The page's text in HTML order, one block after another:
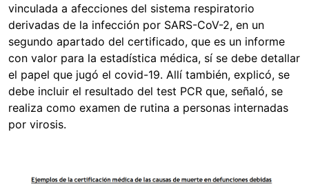
vinculada a afecciones del sistema respiratorio
derivadas de la infección por SARS-CoV-2, en un
segundo apartado del certificado, que es un informe
con valor para la estadística médica, sí se debe detallar
el papel que jugó el covid-19. Allí también, explicó, se
debe incluir el resultado del test PCR que, señaló, se
realiza como examen de rutina a personas internadas
por virosis.
Image